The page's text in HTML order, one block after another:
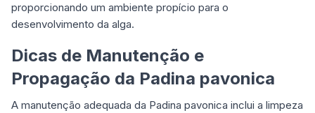
proporcionando um ambiente propício para o
desenvolvimento da alga.
Dicas de Manutenção e
Propagação da Padina pavonica
A manutenção adequada da Padina pavonica inclui a limpeza